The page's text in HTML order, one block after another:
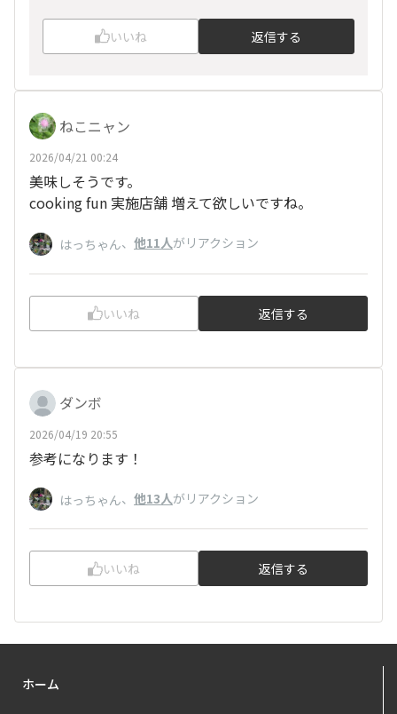
いいね 返信する
ねこニャン
2026/04/21 00:24
美味しそうです。
cooking fun 実施店舗 増えて欲しいですね。
はっちゃん、 他11人がリアクション
いいね 返信する
ダンボ
2026/04/19 20:55
参考になります！
はっちゃん、 他13人がリアクション
いいね 返信する
ホーム